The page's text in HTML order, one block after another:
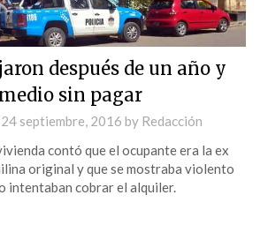
después de un año y
medio sin pagar
24 septiembre, 2016 by Redacción
contó que el ocupante era la ex
original y que se mostraba violento
intentaban cobrar el alquiler.